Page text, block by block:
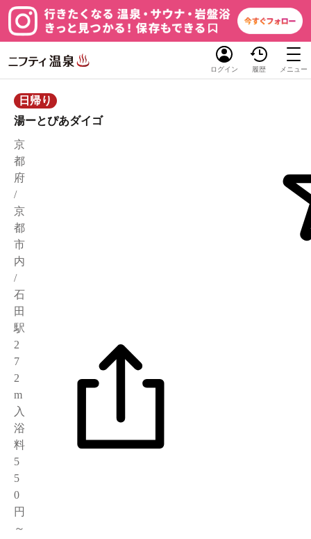
ログイン 履歴 メニュー
日帰り
湯ーとぴあダイゴ
京
都
府
/
京
都
市
内
/
石
田
駅
2
7
2
m
入
浴
料
5
5
0
円
～